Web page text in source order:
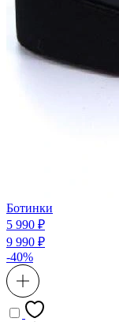
Ботинки
5 990 ₽
9 990 ₽
-40%